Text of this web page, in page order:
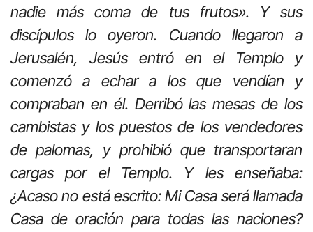
nadie más coma de tus frutos». Y sus
discípulos lo oyeron. Cuando llegaron a
Jerusalén, Jesús entró en el Templo y
comenzó a echar a los que vendían y
compraban en él. Derribó las mesas de los
cambistas y los puestos de los vendedores
de palomas, y prohibió que transportaran
cargas por el Templo. Y les enseñaba:
¿Acaso no está escrito: Mi Casa será llamada
Casa de oración para todas las naciones?